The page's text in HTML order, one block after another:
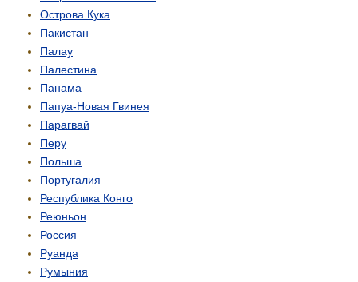
Острова Кука
Пакистан
Палау
Палестина
Панама
Папуа-Новая Гвинея
Парагвай
Перу
Польша
Португалия
Республика Конго
Реюньон
Россия
Руанда
Румыния